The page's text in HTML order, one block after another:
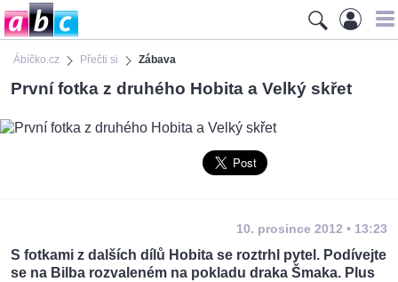
Ábíčko.cz Přečti si Zábava
První fotka z druhého Hobita a Velký skřet
10. prosince 2012 • 13:23
S fotkami z dalších dílů Hobita se roztrhl pytel. Podívejte
se na Bilba rozvaleném na pokladu draka Šmaka. Plus